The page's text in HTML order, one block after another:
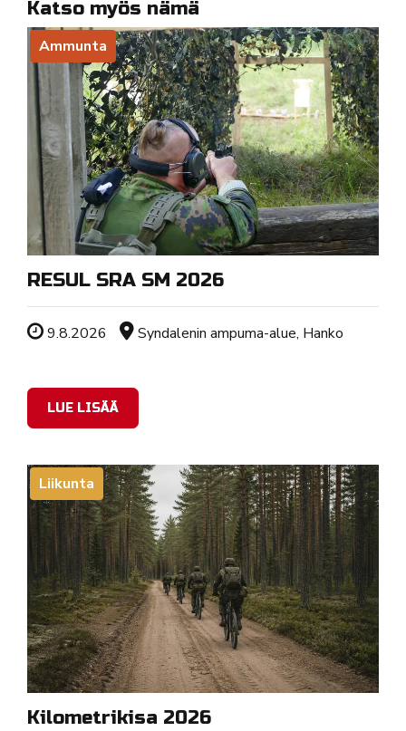
Katso myös nämä
Ammunta
RESUL SRA SM 2026
Tapahtuman ajankohta
9.8.2026 Sijainti
Syndalenin ampuma-alue, Hanko
LUE LISÄÄ
Liikunta
Kilometrikisa 2026